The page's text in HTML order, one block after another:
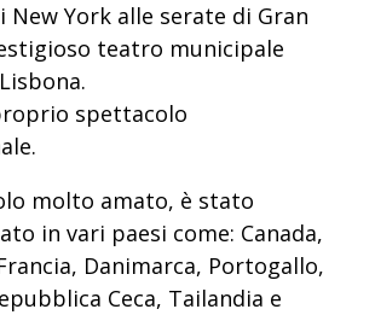
York alle serate di Gran
teatro municipale
spettacolo
molto amato, è stato
in vari paesi come: Canada,
Danimarca, Portogallo,
Ceca, Tailandia e